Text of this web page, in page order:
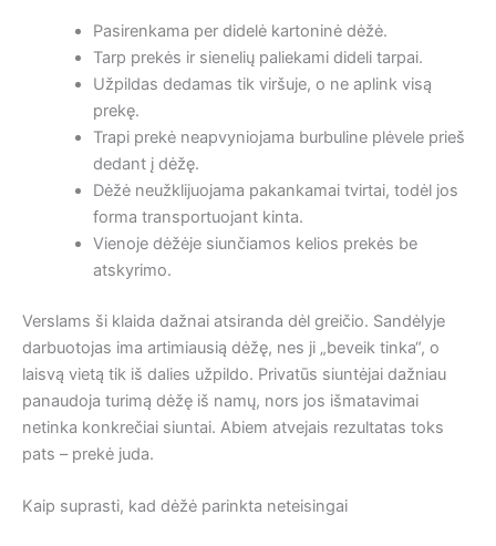
Pasirenkama per didelė kartoninė dėžė.
Tarp prekės ir sienelių paliekami dideli tarpai.
Užpildas dedamas tik viršuje, o ne aplink visą
prekę.
Trapi prekė neapvyniojama burbuline plėvele prieš
dedant į dėžę.
Dėžė neužklijuojama pakankamai tvirtai, todėl jos
forma transportuojant kinta.
Vienoje dėžėje siunčiamos kelios prekės be
atskyrimo.
Verslams ši klaida dažnai atsiranda dėl greičio. Sandėlyje
darbuotojas ima artimiausią dėžę, nes ji „beveik tinka“, o
laisvą vietą tik iš dalies užpildo. Privatūs siuntėjai dažniau
panaudoja turimą dėžę iš namų, nors jos išmatavimai
netinka konkrečiai siuntai. Abiem atvejais rezultatas toks
pats – prekė juda.
Kaip suprasti, kad dėžė parinkta neteisingai